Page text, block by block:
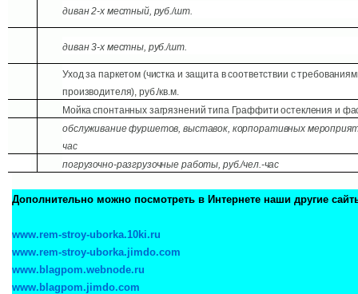
диван 2-х местный, руб./шт.
диван 3-х местны, руб./шт.
Уход за паркетом (чистка и защита в соответствии с
производителя), руб./кв.м.
Мойка спонтанных загрязнений типа Граффити остекления и
обслуживание фуршетов, выставок, корпоративных
час
погрузочно-разгрузочные работы, руб./чел.-час
Дополнительно можно посмотреть в Интернете наши другие
www.rem-stroy-uborka.10ki.ru
www.rem-stroy-uborka.jimdo.com
www.blagpom.webnode.ru
www.blagpom.jimdo.com